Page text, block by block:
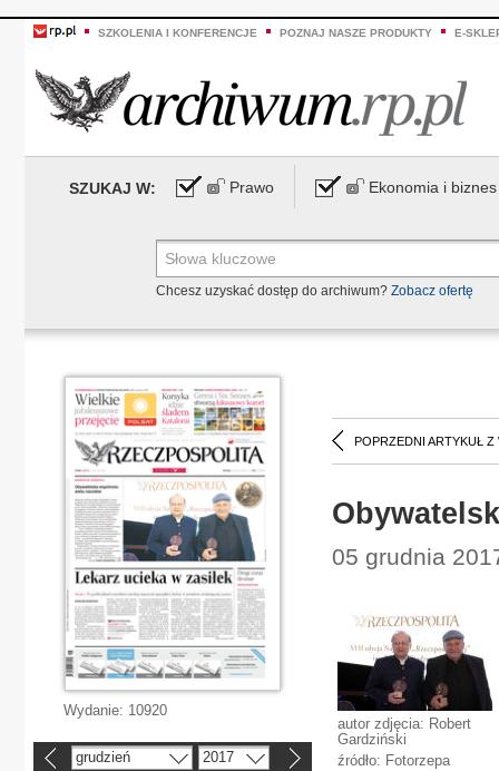
SZKOLENIA I KONFERENCJE POZNAJ NASZE PRODUKTY E-
SZUKAJ W: Prawo Ekonomia i biznes
Chcesz uzyskać dostęp do archiwum? Zobacz ofertę
POPRZEDNI ARTYKUŁ Z
05 grudnia
autor zdjęcia: Robert
Gardziński
źródło: Fotorzepa
Wydanie: 10920
grudzień 2017